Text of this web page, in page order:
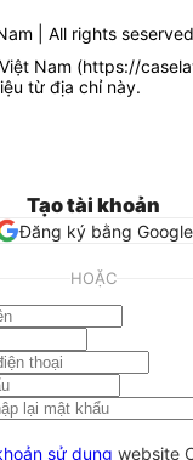
| All rights seserved
Nam (https://
từ địa chỉ này.
Tạo tài khoản
Đăng ký bằng Google
HOẶC
sử dụng website